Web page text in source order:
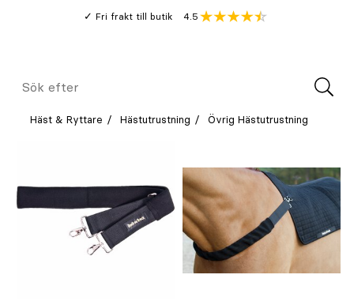
Fri frakt till butik
Genomsnitt
4.5
Meny
Sök
Häst & Ryttare Hästutrustning Övrig Hästutrustning